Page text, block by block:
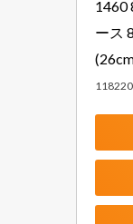
1460
ース